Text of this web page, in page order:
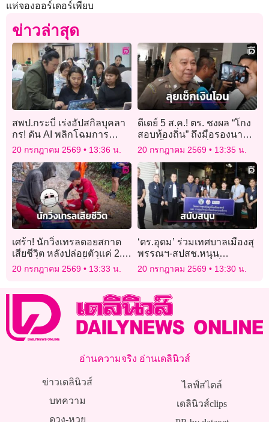
แห่จองออร์เดอร์เพียบ
ข่าวล่าสุด
สพป.กระบี่ เร่งอัปสกิลบุคลา
กร! ดัน AI พลิกโฉมการ
บริหารและห้องเรียน
20 กรกฎาคม 2569 13:36 น.
ดีเดย์ 5 ส.ค.! ตร. ชงผล “โกง
สอบท้องถิ่น” ถึงมือรองนา
ยกฯ ชี้ชะตาแก๊งรั่วข้อสอบส่ง
ป.ป.ช. ฟัน
20 กรกฎาคม 2569 13:35 น.
เศร้า! นักวิ่งเทรลดอยสกาด
เสียชีวิต หลังปล่อยตัวแค่ 2.4
กม. เพื่อนๆ ช่วยเต็มที่แต่ไม่
20 กรกฎาคม 2569 13:33 น.
‘ดร.อุดม’ ร่วมเทศบาลเมืองสุ
พรรณฯ-สปสช.หนุน
โครงการศูนย์ยืมเครื่องมือ
20 กรกฎาคม 2569 13:30 น.
อ่านความจริง อ่านเดลินิวส์
ข่าวเดลินิวส์
บทความ
ดวง-หวย
ไลฟ์สไตล์
เดลินิวส์clips